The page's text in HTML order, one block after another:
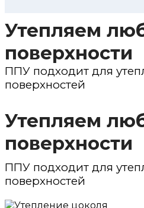
Утепляем
поверхности
ППУ подходит для
поверхностей
Утепляем
поверхности
ППУ подходит для
поверхностей